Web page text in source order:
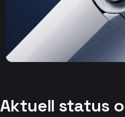
Aktuell status